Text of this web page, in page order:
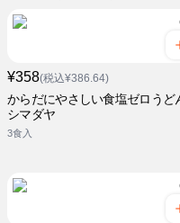
¥358(税込¥386.64)
からだにやさしい食塩ゼロうど
シマダヤ
3食入